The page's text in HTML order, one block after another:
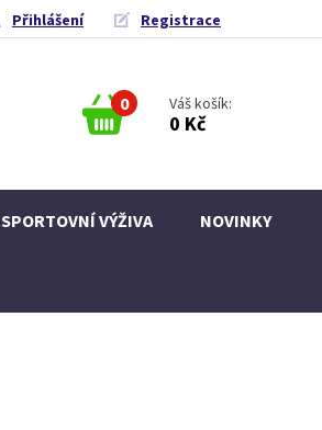
Přihlášení Registrace
0 Váš košík:
0 Kč
SPORTOVNÍ VÝŽIVA NOVINKY